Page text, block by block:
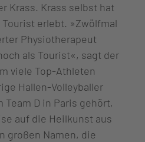
Krass. Krass selbst hat
erlebt. »Zwölfmal
Physiotherapeut
als Tourist«, sagt der
viele Top-Athleten
Hallen-Volleyballer
Team D in Paris gehört,
auf die Heilkunst aus
großen Namen, die